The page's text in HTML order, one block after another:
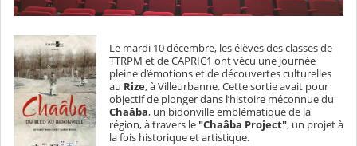
Le mardi 10 décembre, les élèves des classes de
TTRPM et de CAPRIC1 ont vécu une journée
pleine d’émotions et de découvertes culturelles
au Rize, à Villeurbanne. Cette sortie avait pour
objectif de plonger dans l’histoire méconnue du
Chaâba, un bidonville emblématique de la
région, à travers le"Chaâba Project", un projet à
la fois historique et artistique.